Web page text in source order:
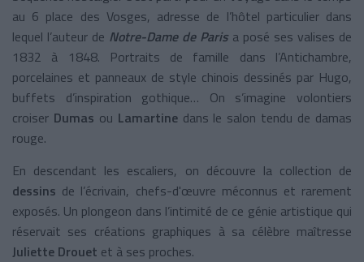
au 6 place des Vosges, adresse de l’hôtel particulier dans
lequel l’auteur de Notre-Dame de Paris a posé ses valises de
1832 à 1848. Portraits de famille dans l’Antichambre,
porcelaines et panneaux de style chinois dessinés par Hugo,
buffets d’inspiration gothique… On s’imagine volontiers
croiser Dumas ou Lamartinedans le salon tendu de damas
rouge.
En descendant les escaliers, on découvre la collection de
dessins de l’écrivain, chefs-d'œuvre méconnus et rarement
exposés. Un plongeon dans l’intimité de ce génie artistique qui
réservait ses créations graphiques à sa célèbre maîtresse
Juliette Drouet et à ses proches.